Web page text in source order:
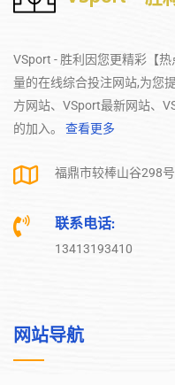
VSport - 胜利因您更精彩【
量的在线综合投注网站,为您
方网站、VSport最新网站、
的加入。 查看更多
福鼎市较棒山谷298号
联系电话:
13413193410
网站导航